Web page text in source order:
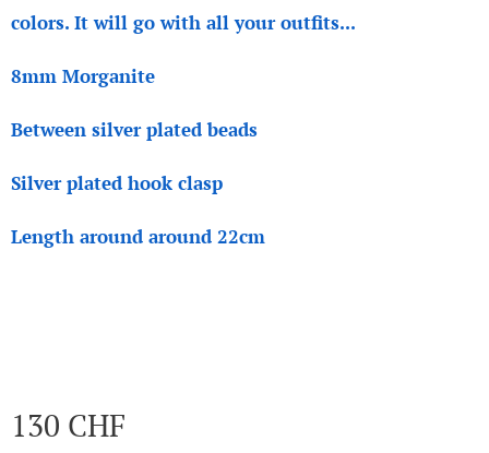
colors. It will go with all your outfits...
8mm Morganite
Between silver plated beads
Silver plated hook clasp
Length around around 22cm
130 CHF